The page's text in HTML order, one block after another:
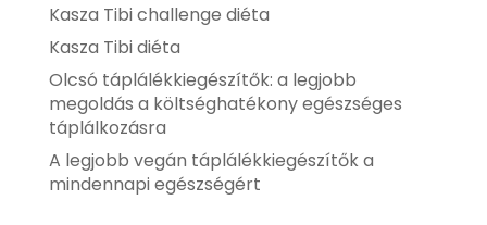
Kasza Tibi challenge diéta
Kasza Tibi diéta
Olcsó táplálékkiegészítők: a legjobb
megoldás a költséghatékony egészséges
táplálkozásra
A legjobb vegán táplálékkiegészítők a
mindennapi egészségért